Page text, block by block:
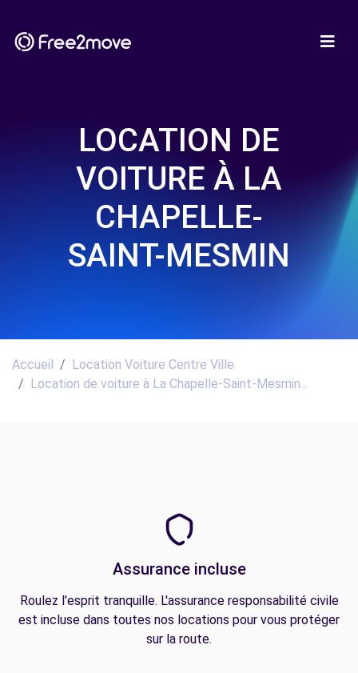
LOCATION DE
VOITURE À LA
CHAPELLE-
SAINT-MESMIN
Accueil
Location Voiture Centre Ville
Location de voiture à La Chapelle-Saint-Mesmin...
Assurance incluse
Roulez l'esprit tranquille. L'assurance responsabilité civile
est incluse dans toutes nos locations pour vous protéger
sur la route.